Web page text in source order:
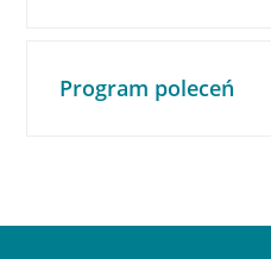
Program poleceń